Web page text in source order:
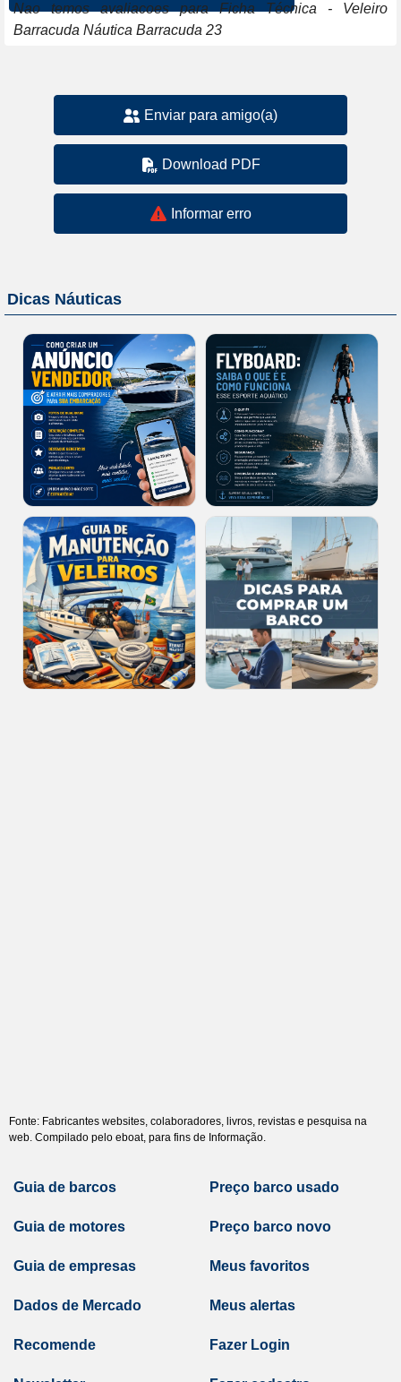
Nao temos avaliacoes para Ficha Técnica - Veleiro
Barracuda Náutica Barracuda 23
Enviar para amigo(a)
Download PDF
Informar erro
Dicas Náuticas
Fonte: Fabricantes websites, colaboradores, livros, revistas e pesquisa na
web. Compilado pelo eboat, para fins de Informação.
Guia de barcos
Guia de motores
Guia de empresas
Dados de Mercado
Preço barco usado
Preço barco novo
Meus favoritos
Meus alertas
Recomende Fazer Login